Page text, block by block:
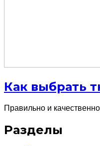
Как выбрать
Правильно и
Разделы